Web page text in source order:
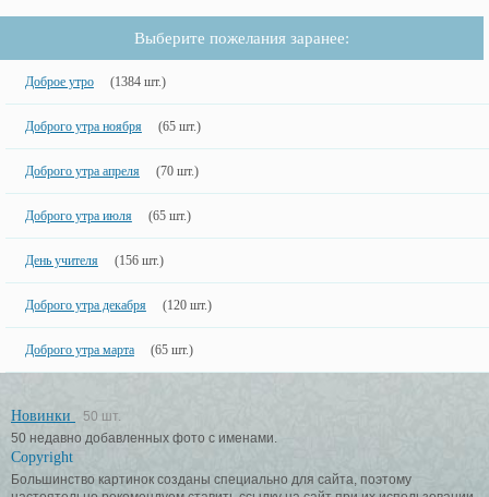
Выберите пожелания заранее:
Доброе утро (1384 шт.)
Доброго утра ноября (65 шт.)
Доброго утра апреля (70 шт.)
Доброго утра июля (65 шт.)
День учителя (156 шт.)
Доброго утра декабря (120 шт.)
Доброго утра марта (65 шт.)
Новинки
50 шт.
50 недавно добавленных фото с именами.
Copyright
Большинство картинок созданы специально для сайта, поэтому